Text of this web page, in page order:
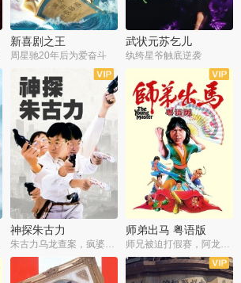
新喜剧之王
周星驰20年后为爱奋斗
武状元苏乞儿
纨绔星爷触底逆袭
神探朱古力
朱古力乌龙查案，疯婆子神助攻
师弟出马 粤语版
师兄被迫打假赛，阿龙追查斗黑帮